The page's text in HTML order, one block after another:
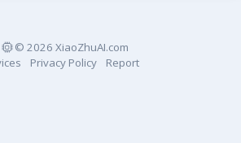
© 2026 XiaoZhuAI.com
Privacy Policy Report